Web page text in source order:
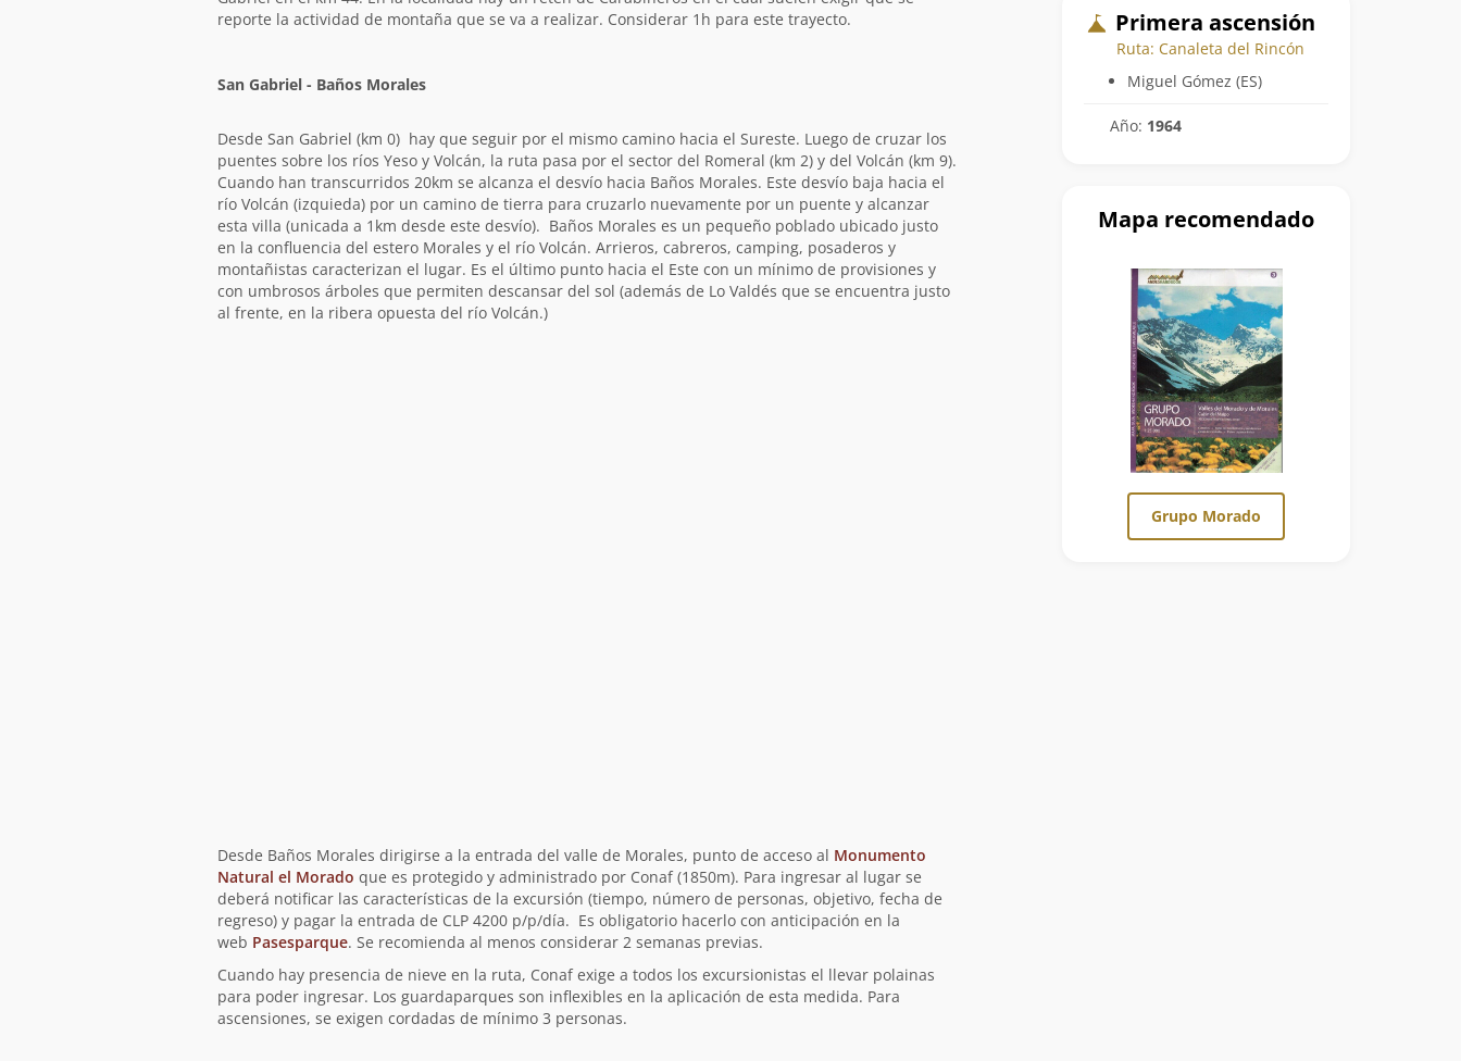
Primera ascensión
Ruta: Canaleta del Rincón
Miguel Gómez (ES)
Año: 1964
Mapa recomendado
Grupo Morado
reporte la actividad de montaña que se va a realizar. Considerar 1h para este trayecto.
San Gabriel - Baños Morales
Desde San Gabriel (km 0) hay que seguir por el mismo camino hacia el Sureste. Luego de cruzar los
puentes sobre los ríos Yeso y Volcán, la ruta pasa por el sector del Romeral (km 2) y del Volcán (km 9).
Cuando han transcurridos 20km se alcanza el desvío hacia Baños Morales. Este desvío baja hacia el
río Volcán (izquieda) por un camino de tierra para cruzarlo nuevamente por un puente y alcanzar
esta villa (unicada a 1km desde este desvío). Baños Morales es un pequeño poblado ubicado justo
en la confluencia del estero Morales y el río Volcán. Arrieros, cabreros, camping, posaderos y
montañistas caracterizan el lugar. Es el último punto hacia el Este con un mínimo de provisiones y
con umbrosos árboles que permiten descansar del sol (además de Lo Valdés que se encuentra justo
al frente, en la ribera opuesta del río Volcán.)
Desde Baños Morales dirigirse a la entrada del valle de Morales, punto de acceso al Monumento
Natural el Morado que es protegido y administrado por Conaf (1850m). Para ingresar al lugar se
deberá notificar las características de la excursión (tiempo, número de personas, objetivo, fecha de
regreso) y pagar la entrada de CLP 4200 p/p/día. Es obligatorio hacerlo con anticipación en la
web Pasesparque. Se recomienda al menos considerar 2 semanas previas.
Cuando hay presencia de nieve en la ruta, Conaf exige a todos los excursionistas el llevar polainas
para poder ingresar. Los guardaparques son inflexibles en la aplicación de esta medida. Para
ascensiones, se exigen cordadas de mínimo 3 personas.